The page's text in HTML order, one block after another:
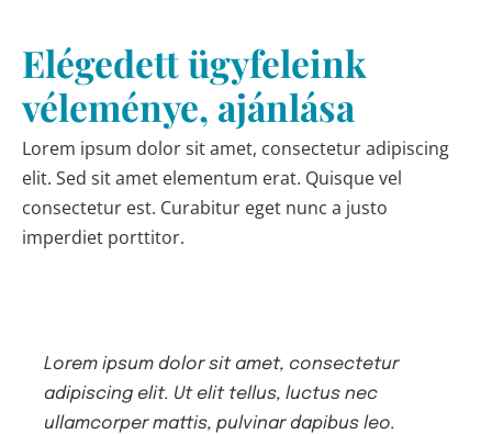
Elégedett ügyfeleink
véleménye, ajánlása
Lorem ipsum dolor sit amet, consectetur adipiscing
elit. Sed sit amet elementum erat. Quisque vel
consectetur est. Curabitur eget nunc a justo
imperdiet porttitor.
Lorem ipsum dolor sit amet, consectetur
adipiscing elit. Ut elit tellus, luctus nec
ullamcorper mattis, pulvinar dapibus leo.